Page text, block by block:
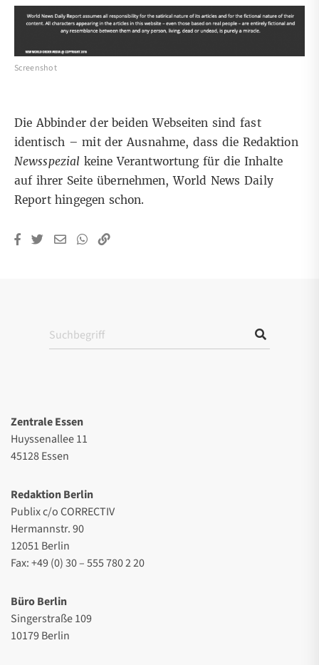
Screenshot
Die Abbinder der beiden Webseiten sind fast
identisch – mit der Ausnahme, dass die Redaktion
Newsspezial keine Verantwortung für die Inhalte
auf ihrer Seite übernehmen, World News Daily
Report hingegen schon.
Zentrale Essen
Huyssenallee 11
45128 Essen
Redaktion Berlin
Publix c/o CORRECTIV
Hermannstr. 90
12051 Berlin
Fax: +49 (0) 30 – 555 780 2 20
Büro Berlin
Singerstraße 109
10179 Berlin